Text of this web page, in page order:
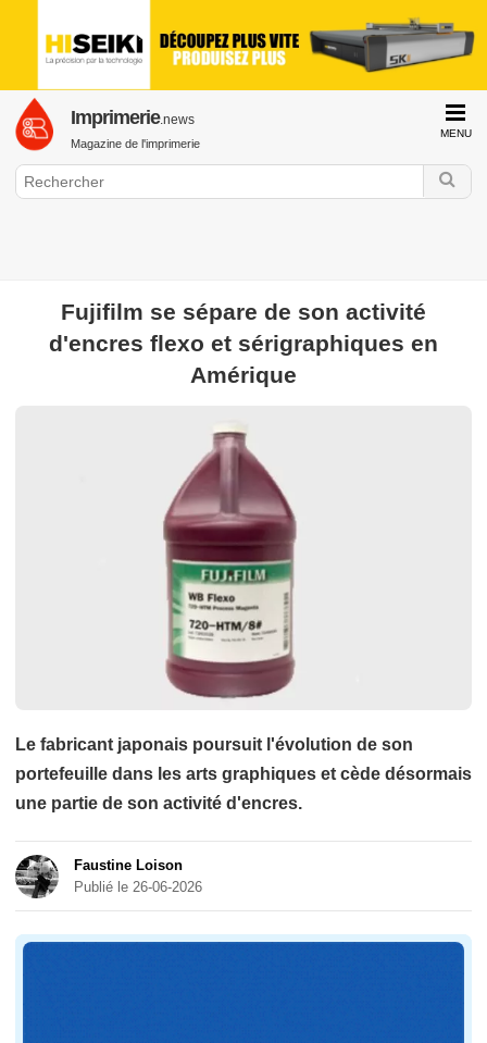
MENU
Imprimerie.news
Magazine de l'imprimerie
GraphiLine.com
Impression Offset Impression Numérique
Histoire de l'imprimerie
Fujifilm se sépare de son activité
d'encres flexo et sérigraphiques en
Amérique
Le fabricant japonais poursuit l'évolution de son
portefeuille dans les arts graphiques et cède désormais
une partie de son activité d'encres.
Faustine Loison
Publié le 26-06-2026